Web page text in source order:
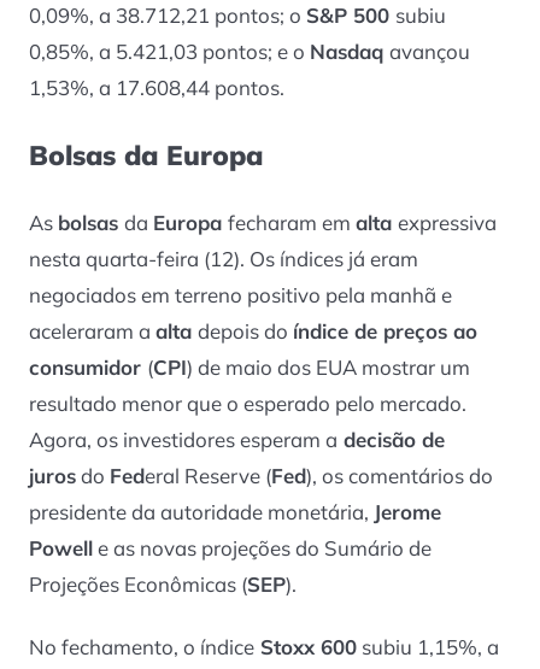
0,09%, a 38.712,21 pontos; o S&P 500 subiu
0,85%, a 5.421,03 pontos; e o Nasdaq avançou
1,53%, a 17.608,44 pontos.
Bolsas da Europa
As bolsas da Europa fecharam em alta expressiva
nesta quarta-feira (12). Os índices já eram
negociados em terreno positivo pela manhã e
aceleraram a alta depois do índice de preços ao
consumidor (CPI) de maio dos EUA mostrar um
resultado menor que o esperado pelo mercado.
Agora, os investidores esperam a decisão de
jurosdo Federal Reserve (Fed), os comentários do
presidente da autoridade monetária, Jerome
Powelle as novas projeções do Sumário de
Projeções Econômicas (SEP).
No fechamento, o índice Stoxx 600 subiu 1,15%, a